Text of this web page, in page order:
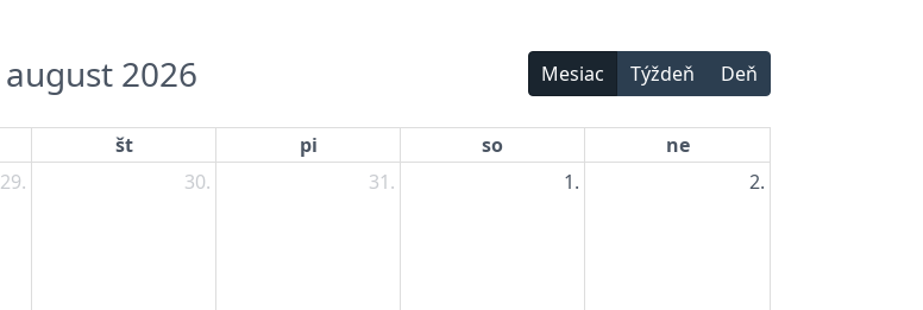
august 2026 Mesiac Týždeň Deň
št pi so
ne
29. 30. 31. 1. 2.